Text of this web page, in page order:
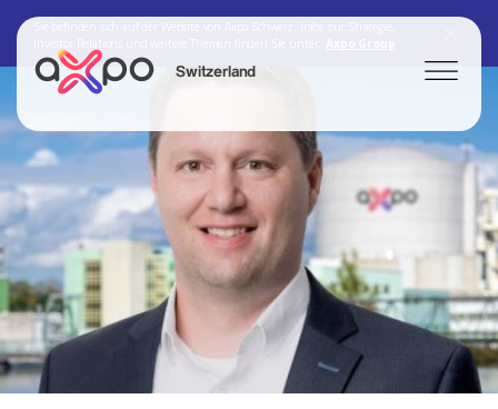
Switzerland
Search
Axpo Group